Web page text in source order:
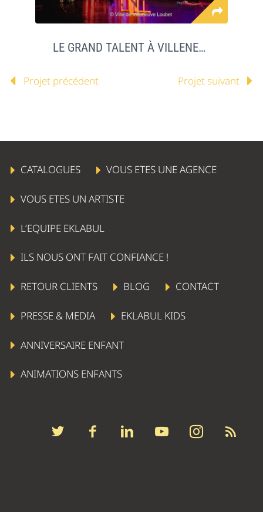
LE GRAND TALENT À VILLENEUVE LOUBET
Projet précédent Projet suivant
CATALOGUES VOUS ETES UNE AGENCE
VOUS ETES UN ARTISTE
L’EQUIPE EKLABUL
ILS NOUS ONT FAIT CONFIANCE !
RETOUR CLIENTS BLOG CONTACT
PRESSE & MEDIA EKLABUL KIDS
ANNIVERSAIRE ENFANT
ANIMATIONS ENFANTS